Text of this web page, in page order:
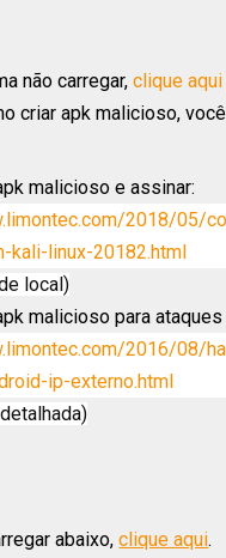
não carregar, clique
criar apk malicioso,
malicioso e assinar:
2018/05/
kali-linux-20182.html
local)
malicioso para
2016/08/
ip-externo.html
abaixo,clique aqui.